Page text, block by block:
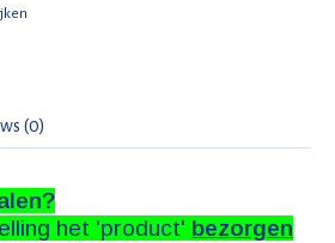
(0)
het 'product' bezorgen